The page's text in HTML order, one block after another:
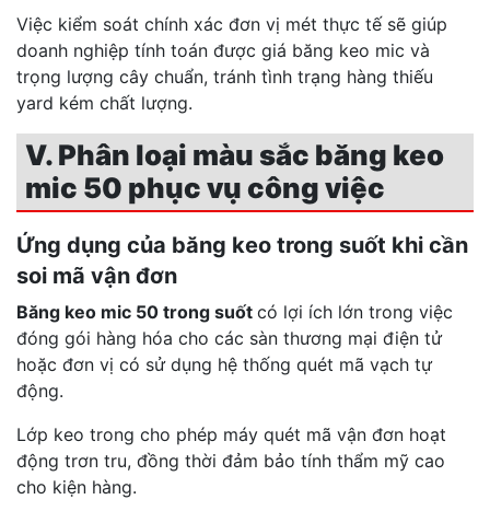
Việc kiểm soát chính xác đơn vị mét thực tế sẽ giúp
doanh nghiệp tính toán được giá băng keo mic và
trọng lượng cây chuẩn, tránh tình trạng hàng thiếu
yard kém chất lượng.
V. Phân loại màu sắc băng keo
mic 50 phục vụ công việc
Ứng dụng của băng keo trong suốt khi cần
soi mã vận đơn
Băng keo mic 50 trong suốt có lợi ích lớn trong việc
đóng gói hàng hóa cho các sàn thương mại điện tử
hoặc đơn vị có sử dụng hệ thống quét mã vạch tự
động.
Lớp keo trong cho phép máy quét mã vận đơn hoạt
động trơn tru, đồng thời đảm bảo tính thẩm mỹ cao
cho kiện hàng.